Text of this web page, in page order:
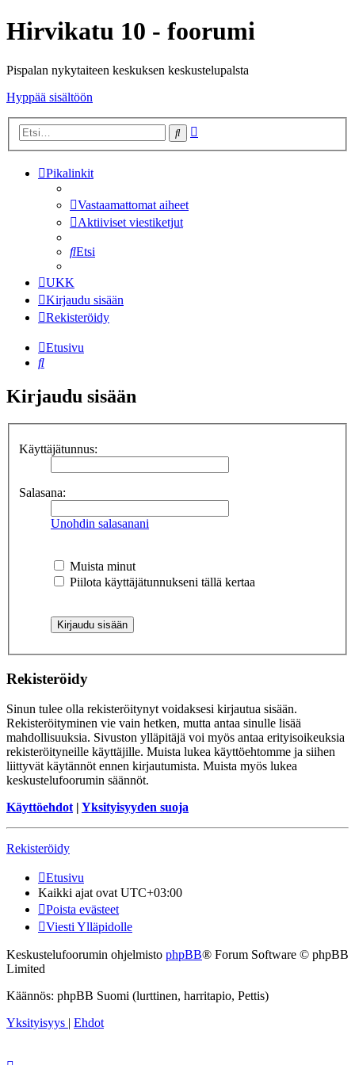
Hirvikatu 10 - foorumi
Pispalan nykytaiteen keskuksen keskustelupalsta
Hyppää sisältöön
Etsi
Pikalinkit
Vastaamattomat aiheet
Aktiiviset viestiketjut
Etsi
UKK
Kirjaudu sisään
Rekisteröidy
Etusivu
Etsi
Kirjaudu sisään
Käyttäjätunnus:
Salasana:
Unohdin salasanani
Muista minut
Piilota käyttäjätunnukseni tällä kertaa
Rekisteröidy
Sinun tulee olla rekisteröitynyt voidaksesi kirjautua sisään.
Rekisteröityminen vie vain hetken, mutta antaa sinulle lisää
mahdollisuuksia. Sivuston ylläpitäjä voi myös antaa erityisoikeuksia
rekisteröityneille käyttäjille. Muista lukea käyttöehtomme ja siihen
liittyvät käytännöt ennen kirjautumista. Muista myös lukea
keskustelufoorumin säännöt.
Käyttöehdot | Yksityisyyden suoja
Rekisteröidy
Etusivu
Kaikki ajat ovat UTC+03:00
Poista evästeet
Viesti Ylläpidolle
Keskustelufoorumin ohjelmisto phpBB® Forum Software © phpBB
Limited
Käännös: phpBB Suomi (lurttinen, harritapio, Pettis)
Yksityisyys | Ehdot